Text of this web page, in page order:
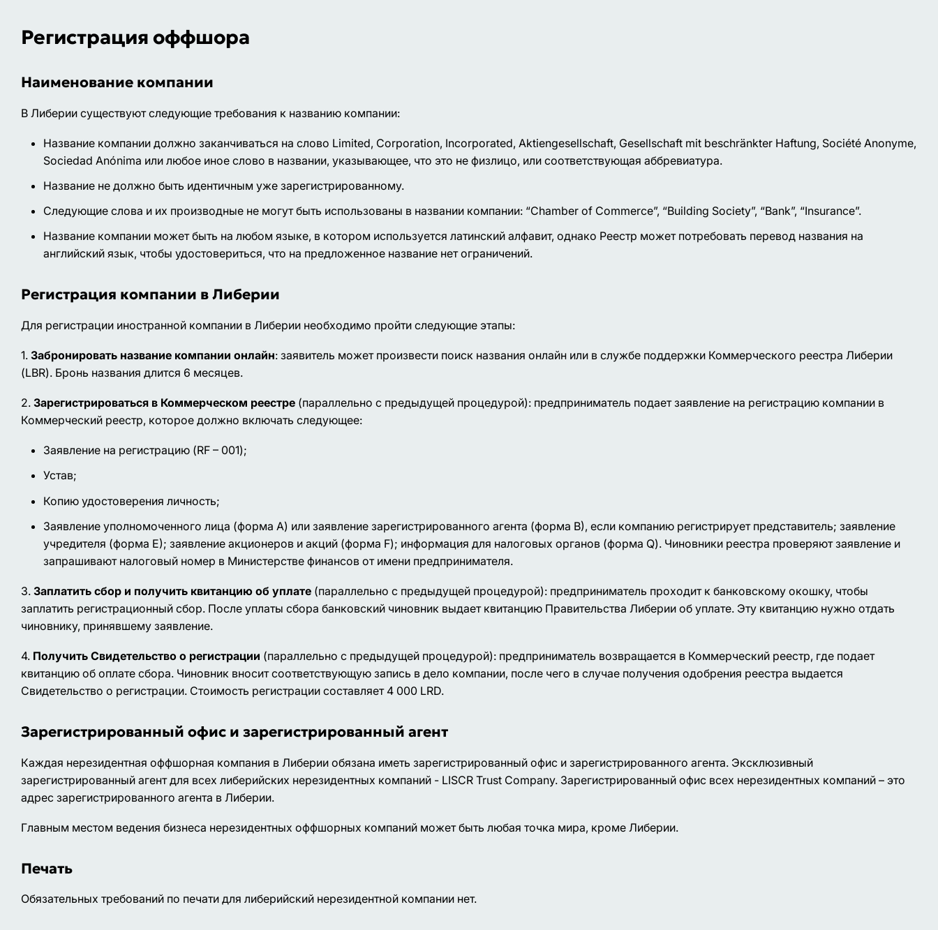
Регистрация оффшора
Наименование компании
В Либерии существуют следующие требования к названию компании:
Название компании должно заканчиваться на слово Limited, Corporation, Incorporated, Aktiengesellschaft, Gesellschaft mit beschränkter Haftung, Société Anonyme,
Sociedad Anónima или любое иное слово в названии, указывающее, что это не физлицо, или соответствующая аббревиатура.
Название не должно быть идентичным уже зарегистрированному.
Следующие слова и их производные не могут быть использованы в названии компании: “Chamber of Commerce”, “Building Society”, “Bank”, “Insurance”.
Название компании может быть на любом языке, в котором используется латинский алфавит, однако Реестр может потребовать перевод названия на
английский язык, чтобы удостовериться, что на предложенное название нет ограничений.
Регистрация компании в Либерии
Для регистрации иностранной компании в Либерии необходимо пройти следующие этапы:
1. Забронировать название компании онлайн: заявитель может произвести поиск названия онлайн или в службе поддержки Коммерческого реестра Либерии
(LBR). Бронь названия длится 6 месяцев.
2. Зарегистрироваться в Коммерческом реестре (параллельно с предыдущей процедурой): предприниматель подает заявление на регистрацию компании в
Коммерческий реестр, которое должно включать следующее:
Заявление на регистрацию (RF – 001);
Устав;
Копию удостоверения личность;
Заявление уполномоченного лица (форма А) или заявление зарегистрированного агента (форма В), если компанию регистрирует представитель; заявление
учредителя (форма Е); заявление акционеров и акций (форма F); информация для налоговых органов (форма Q). Чиновники реестра проверяют заявление и
запрашивают налоговый номер в Министерстве финансов от имени предпринимателя.
3. Заплатить сбор и получить квитанцию об уплате (параллельно с предыдущей процедурой): предприниматель проходит к банковскому окошку, чтобы
заплатить регистрационный сбор. После уплаты сбора банковский чиновник выдает квитанцию Правительства Либерии об уплате. Эту квитанцию нужно отдать
чиновнику, принявшему заявление.
4. Получить Свидетельство о регистрации (параллельно с предыдущей процедурой): предприниматель возвращается в Коммерческий реестр, где подает
квитанцию об оплате сбора. Чиновник вносит соответствующую запись в дело компании, после чего в случае получения одобрения реестра выдается
Свидетельство о регистрации. Стоимость регистрации составляет 4 000 LRD.
Зарегистрированный офис и зарегистрированный агент
Каждая нерезидентная оффшорная компания в Либерии обязана иметь зарегистрированный офис и зарегистрированного агента. Эксклюзивный
зарегистрированный агент для всех либерийских нерезидентных компаний - LISCR Trust Company. Зарегистрированный офис всех нерезидентных компаний – это
адрес зарегистрированного агента в Либерии.
Главным местом ведения бизнеса нерезидентных оффшорных компаний может быть любая точка мира, кроме Либерии.
Печать
Обязательных требований по печати для либерийский нерезидентной компании нет.